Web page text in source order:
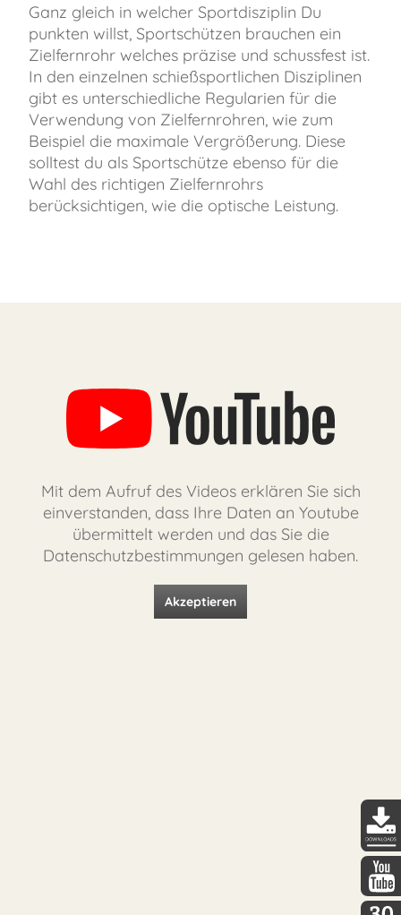
Ganz gleich in welcher Sportdisziplin Du
punkten willst, Sportschützen brauchen ein
Zielfernrohr welches präzise und schussfest ist.
In den einzelnen schießsportlichen Disziplinen
gibt es unterschiedliche Regularien für die
Verwendung von Zielfernrohren, wie zum
Beispiel die maximale Vergrößerung. Diese
solltest du als Sportschütze ebenso für die
Wahl des richtigen Zielfernrohrs
berücksichtigen, wie die optische Leistung.
Mit dem Aufruf des Videos erklären Sie sich
einverstanden, dass Ihre Daten an Youtube
übermittelt werden und das Sie die
Datenschutzbestimmungen gelesen haben.
Akzeptieren